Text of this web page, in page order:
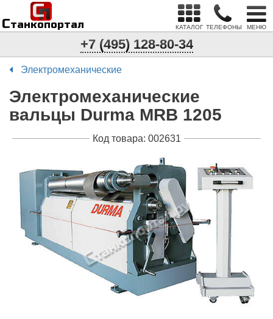
Станкопортал
п
С
КАТАЛОГ ТЕЛЕФОНЫ МЕНЮ
+7 (495) 128-80-34
Электромеханические
Электромеханические
вальцы Durma МRB 1205
Код товара: 002631